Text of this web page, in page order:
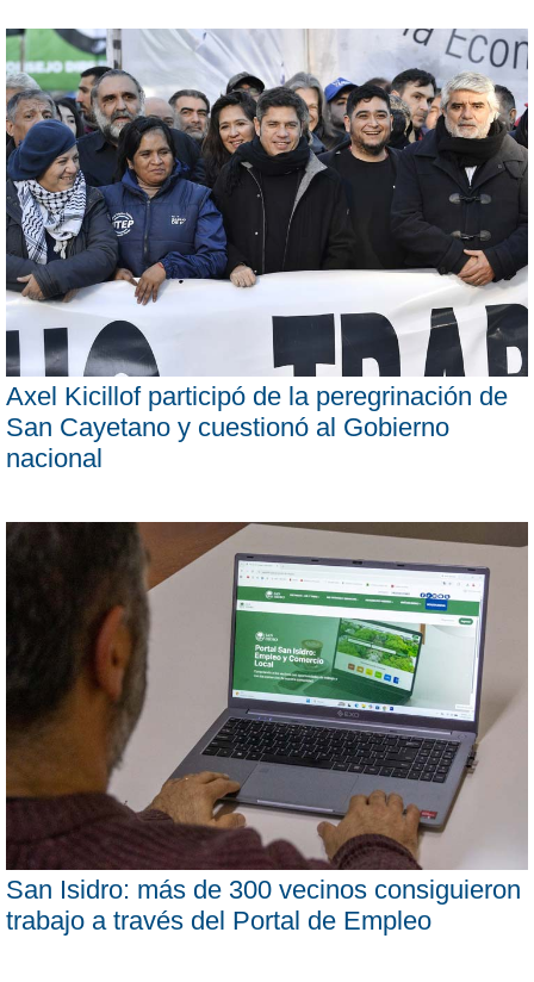
Axel Kicillof participó de la peregrinación de
San Cayetano y cuestionó al Gobierno
nacional
San Isidro: más de 300 vecinos consiguieron
trabajo a través del Portal de Empleo